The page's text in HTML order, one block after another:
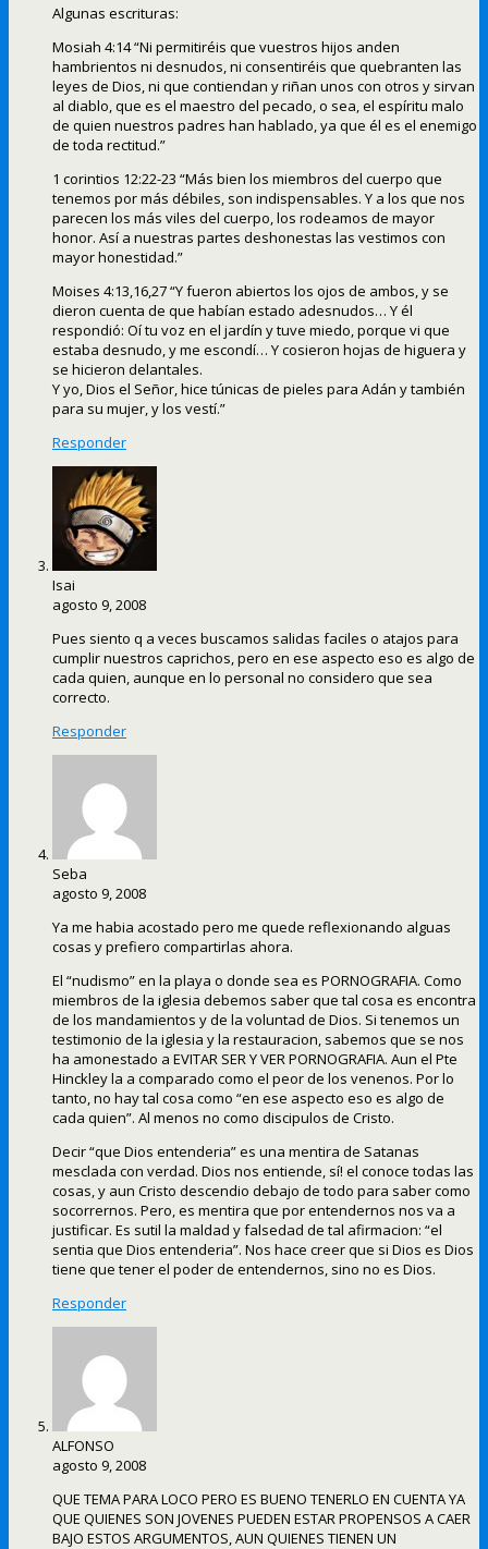
Algunas escrituras:
Mosiah 4:14 “Ni permitiréis que vuestros hijos anden
hambrientos ni desnudos, ni consentiréis que quebranten las
leyes de Dios, ni que contiendan y riñan unos con otros y sirvan
al diablo, que es el maestro del pecado, o sea, el espíritu malo
de quien nuestros padres han hablado, ya que él es el enemigo
de toda rectitud.”
1 corintios 12:22-23 “Más bien los miembros del cuerpo que
tenemos por más débiles, son indispensables. Y a los que nos
parecen los más viles del cuerpo, los rodeamos de mayor
honor. Así a nuestras partes deshonestas las vestimos con
mayor honestidad.”
Moises 4:13,16,27 “Y fueron abiertos los ojos de ambos, y se
dieron cuenta de que habían estado adesnudos… Y él
respondió: Oí tu voz en el jardín y tuve miedo, porque vi que
estaba desnudo, y me escondí… Y cosieron hojas de higuera y
se hicieron delantales.
Y yo, Dios el Señor, hice túnicas de pieles para Adán y también
para su mujer, y los vestí.”
Responder
Isai
agosto 9, 2008
Pues siento q a veces buscamos salidas faciles o atajos para
cumplir nuestros caprichos, pero en ese aspecto eso es algo de
cada quien, aunque en lo personal no considero que sea
correcto.
Responder
Seba
agosto 9, 2008
Ya me habia acostado pero me quede reflexionando alguas
cosas y prefiero compartirlas ahora.
El “nudismo” en la playa o donde sea es PORNOGRAFIA. Como
miembros de la iglesia debemos saber que tal cosa es encontra
de los mandamientos y de la voluntad de Dios. Si tenemos un
testimonio de la iglesia y la restauracion, sabemos que se nos
ha amonestado a EVITAR SER Y VER PORNOGRAFIA. Aun el Pte
Hinckley la a comparado como el peor de los venenos. Por lo
tanto, no hay tal cosa como “en ese aspecto eso es algo de
cada quien”. Al menos no como discipulos de Cristo.
Decir “que Dios entenderia” es una mentira de Satanas
mesclada con verdad. Dios nos entiende, sí! el conoce todas las
cosas, y aun Cristo descendio debajo de todo para saber como
socorrernos. Pero, es mentira que por entendernos nos va a
justificar. Es sutil la maldad y falsedad de tal afirmacion: “el
sentia que Dios entenderia”. Nos hace creer que si Dios es Dios
tiene que tener el poder de entendernos, sino no es Dios.
Responder
ALFONSO
agosto 9, 2008
QUE TEMA PARA LOCO PERO ES BUENO TENERLO EN CUENTA YA
QUE QUIENES SON JOVENES PUEDEN ESTAR PROPENSOS A CAER
BAJO ESTOS ARGUMENTOS, AUN QUIENES TIENEN UN